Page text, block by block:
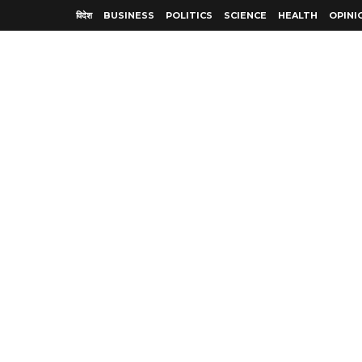
विदेश BUSINESS POLITICS SCIENCE HEALTH